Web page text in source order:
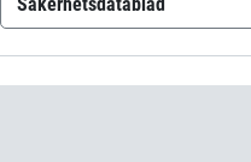
Epo-Tek 377H Part A